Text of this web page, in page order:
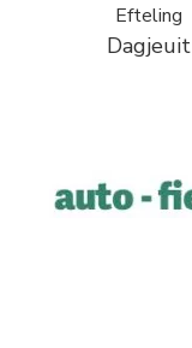
Efteling
Dagjeuit